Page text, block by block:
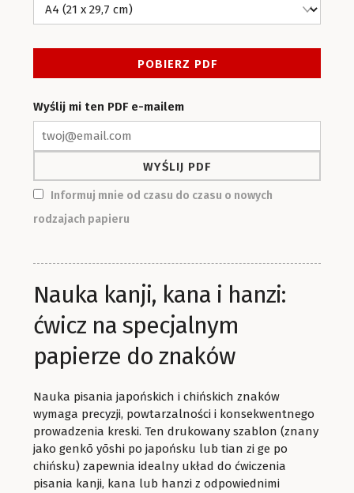
Wyślij mi ten PDF e-mailem
Informuj mnie od czasu do czasu o nowych
rodzajach papieru
Nauka kanji, kana i hanzi:
ćwicz na specjalnym
papierze do znaków
Nauka pisania japońskich i chińskich znaków
wymaga precyzji, powtarzalności i konsekwentnego
prowadzenia kreski. Ten drukowany szablon (znany
jako genkō yōshi po japońsku lub tian zi ge po
chińsku) zapewnia idealny układ do ćwiczenia
pisania kanji, kana lub hanzi z odpowiednimi